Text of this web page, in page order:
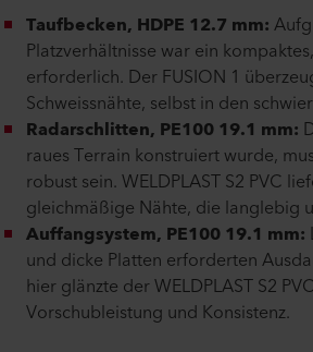
Taufbecken, HDPE 12.7 mm:
Platzverhältnisse war ein
erforderlich. Der FUSION 1
Schweissnähte, selbst in den
Radarschlitten, PE100 19.1 mm:
raues Terrain konstruiert wurde,
robust sein. WELDPLAST S2 PVC
gleichmäßige Nähte, die langlebig
Auffangsystem, PE100 19.1 mm:
und dicke Platten erforderten
hier glänzte der WELDPLAST S2
Vorschubleistung und Konsistenz.